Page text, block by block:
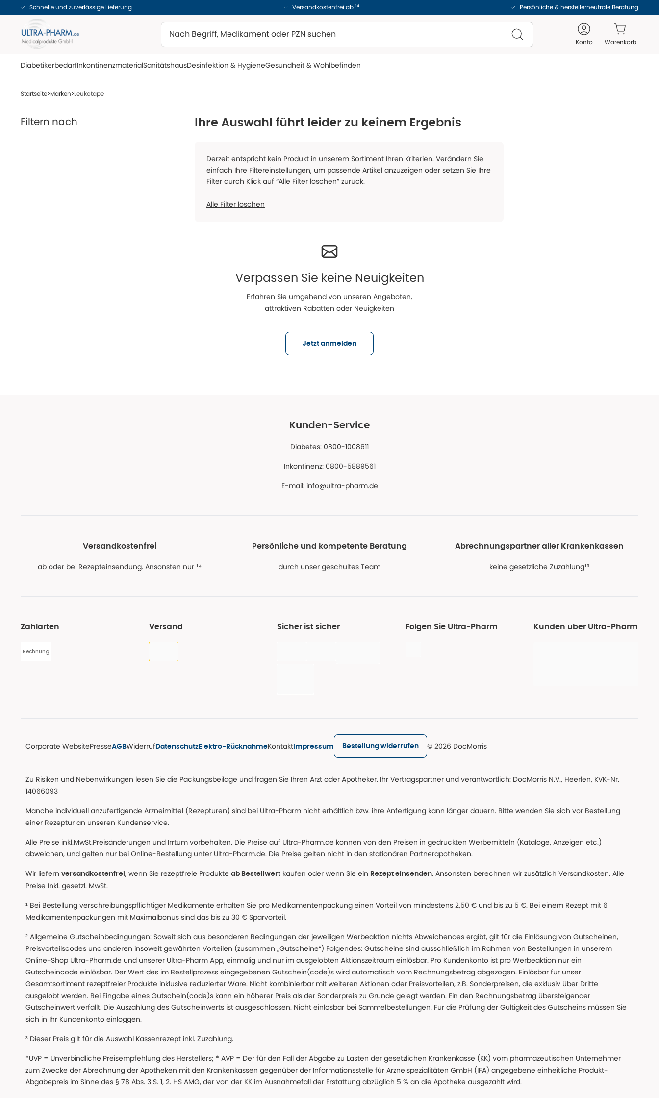
Schnelle und zuverlässige Lieferung Versandkostenfrei ab ¹⁴ Persönliche & herstellerneutrale Beratung
Konto Warenkorb
DiabetikerbedarfInkontinenzmaterialSanitätshausDesinfektion & HygieneGesundheit & Wohlbefinden
Startseite Marken Leukotape
Filtern nach Ihre Auswahl führt leider zu keinem Ergebnis
Derzeit entspricht kein Produkt in unserem Sortiment Ihren Kriterien. Verändern Sie
einfach Ihre Filtereinstellungen, um passende Artikel anzuzeigen oder setzen Sie Ihre
Filter durch Klick auf “Alle Filter löschen” zurück.
Alle Filter löschen
Verpassen Sie keine Neuigkeiten
Erfahren Sie umgehend von unseren Angeboten,
attraktiven Rabatten oder Neuigkeiten
Jetzt anmelden
Kunden-Service
Diabetes: 0800-1008611
Inkontinenz: 0800-5889561
E-mail: info@ultra-pharm.de
Versandkostenfrei
ab oder bei Rezepteinsendung. Ansonsten nur ¹⁴
Persönliche und kompetente Beratung
durch unser geschultes Team
Abrechnungspartner aller Krankenkassen
keine gesetzliche Zuzahlung¹³
Zahlarten
Rechnung
Versand Sicher ist sicher Folgen Sie Ultra-Pharm Kunden über Ultra-Pharm
Corporate WebsitePresseAGBWiderruf Datenschutz Elektro-RücknahmeKontakt Impressum Bestellung widerrufen © 2026 DocMorris
Zu Risiken und Nebenwirkungen lesen Sie die Packungsbeilage und fragen Sie Ihren Arzt oder Apotheker. Ihr Vertragspartner und verantwortlich: DocMorris N.V., Heerlen, KVK-Nr.
14066093
Manche individuell anzufertigende Arzneimittel (Rezepturen) sind bei Ultra-Pharm nicht erhältlich bzw. ihre Anfertigung kann länger dauern. Bitte wenden Sie sich vor Bestellung
einer Rezeptur an unseren Kundenservice.
Alle Preise inkl.MwSt.Preisänderungen und Irrtum vorbehalten. Die Preise auf Ultra-Pharm.de können von den Preisen in gedruckten Werbemitteln (Kataloge, Anzeigen etc.)
abweichen, und gelten nur bei Online-Bestellung unter Ultra-Pharm.de. Die Preise gelten nicht in den stationären Partnerapotheken.
Wir liefern versandkostenfrei, wenn Sie rezeptfreie Produkte ab Bestellwert kaufen oder wenn Sie ein Rezept einsenden. Ansonsten berechnen wir zusätzlich Versandkosten. Alle
Preise Inkl. gesetzl. MwSt.
¹ Bei Bestellung verschreibungspflichtiger Medikamente erhalten Sie pro Medikamentenpackung einen Vorteil von mindestens 2,50 € und bis zu 5 €. Bei einem Rezept mit 6
Medikamentenpackungen mit Maximalbonus sind das bis zu 30 € Sparvorteil.
² Allgemeine Gutscheinbedingungen: Soweit sich aus besonderen Bedingungen der jeweiligen Werbeaktion nichts Abweichendes ergibt, gilt für die Einlösung von Gutscheinen,
Preisvorteilscodes und anderen insoweit gewährten Vorteilen (zusammen „Gutscheine“) Folgendes: Gutscheine sind ausschließlich im Rahmen von Bestellungen in unserem
Online-Shop Ultra-Pharm.de und unserer Ultra-Pharm App, einmalig und nur im ausgelobten Aktionszeitraum einlösbar. Pro Kundenkonto ist pro Werbeaktion nur ein
Gutscheincode einlösbar. Der Wert des im Bestellprozess eingegebenen Gutschein(code)s wird automatisch vom Rechnungsbetrag abgezogen. Einlösbar für unser
Gesamtsortiment rezeptfreier Produkte inklusive reduzierter Ware. Nicht kombinierbar mit weiteren Aktionen oder Preisvorteilen, z.B. Sonderpreisen, die exklusiv über Dritte
ausgelobt werden. Bei Eingabe eines Gutschein(code)s kann ein höherer Preis als der Sonderpreis zu Grunde gelegt werden. Ein den Rechnungsbetrag übersteigender
Gutscheinwert verfällt. Die Auszahlung des Gutscheinwerts ist ausgeschlossen. Nicht einlösbar bei Sammelbestellungen. Für die Prüfung der Gültigkeit des Gutscheins müssen Sie
sich in Ihr Kundenkonto einloggen.
³ Dieser Preis gilt für die Auswahl Kassenrezept inkl. Zuzahlung.
*UVP = Unverbindliche Preisempfehlung des Herstellers; * AVP = Der für den Fall der Abgabe zu Lasten der gesetzlichen Krankenkasse (KK) vom pharmazeutischen Unternehmer
zum Zwecke der Abrechnung der Apotheken mit den Krankenkassen gegenüber der Informationsstelle für Arzneispezialitäten GmbH (IFA) angegebene einheitliche Produkt-
Abgabepreis im Sinne des § 78 Abs. 3 S. 1, 2. HS AMG, der von der KK im Ausnahmefall der Erstattung abzüglich 5 % an die Apotheke ausgezahlt wird.